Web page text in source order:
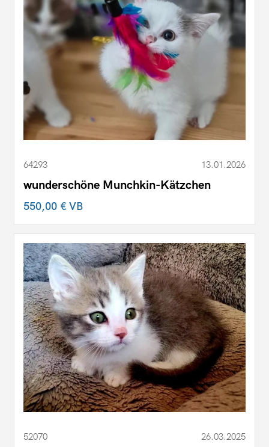
64293 13.01.2026
wunderschöne Munchkin-Kätzchen
550,00 €VB
52070 26.03.2025